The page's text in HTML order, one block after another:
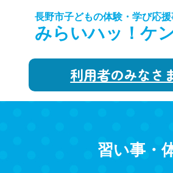
長野市子どもの体験・学び応
みらいハッ！ケ
利用者のみなさ
習い事・